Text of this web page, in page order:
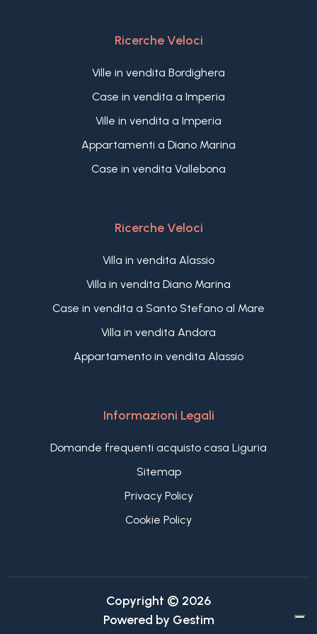
D'Annunzio, il vate di quell'epoca, amico personale
gerarchi fascisti soggiornarono nella proprietà,
Villa Brunati si presenta come una delle proprietà
più esclusive in vendita in Liguria, con un enorme
potenziale per creare una dimora di lusso unica
nel suo genere.
Ricerche Veloci
Ville in vendita Bordighera
Case in vendita a Imperia
Ville in vendita a Imperia
Appartamenti a Diano Marina
Case in vendita Vallebona
Ricerche Veloci
Villa in vendita Alassio
Villa in vendita Diano Marina
Case in vendita a Santo Stefano al Mare
Villa in vendita Andora
Appartamento in vendita Alassio
Informazioni Legali
Domande frequenti acquisto casa Liguria
Sitemap
Privacy Policy
Cookie Policy
Copyright © 2026
Powered by Gestim